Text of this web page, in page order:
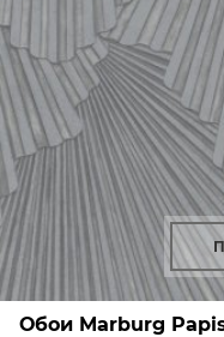
Обои Marburg